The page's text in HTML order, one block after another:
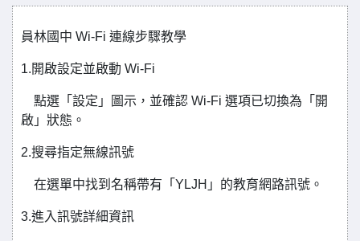
員林國中 Wi-Fi 連線步驟教學
1.開啟設定並啟動 Wi-Fi
點選「設定」圖示，並確認 Wi-Fi 選項已切換為「開
啟」狀態。
2.搜尋指定無線訊號
在選單中找到名稱帶有「YLJH」的教育網路訊號。
3.進入訊號詳細資訊